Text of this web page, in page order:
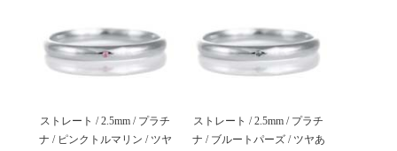
ストレート / 2.5mm / プラチ
ナ / ピンクトルマリン / ツヤ
ストレート / 2.5mm / プラチ
ナ / ブルートパーズ / ツヤあ